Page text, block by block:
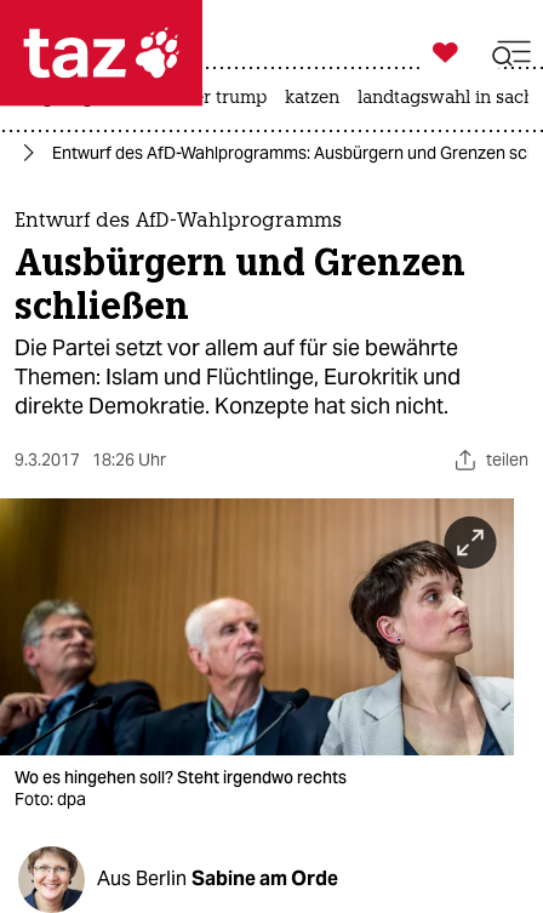
 taz zahl ich
taz zahl ich
themen
politik
öko
gesellschaft
sport
nord
wahrheit
verlag
verlag
veranstaltungen
shop
fragen & hilfe

taz zahl ich
usa unter trump katzen landtagswahl in
Entwurf des AfD-Wahlprogramms: Ausbürgern und Grenzen
Entwurf des AfD-Wahlprogramms
Ausbürgern und Grenzen
schließen
Die Partei setzt vor allem auf für sie bewährte
Themen: Islam und Flüchtlinge, Eurokritik und
direkte Demokratie. Konzepte hat sich nicht.
9.3.2017 18:26 Uhr teilen
Wo es hingehen soll? Steht irgendwo rechts
Foto: dpa
Aus Berlin Sabine am Orde